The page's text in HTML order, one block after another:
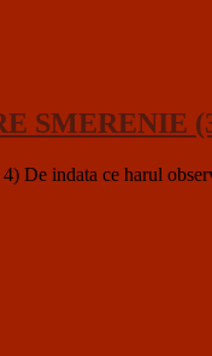
SMERENIE
indata ce harul